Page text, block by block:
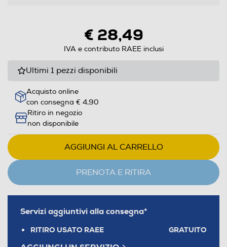
€ 28,49
IVA e contributo RAEE inclusi
Ultimi 1 pezzi disponibili
Acquisto online
con consegna € 4,90
Ritiro in negozio
non disponibile
AGGIUNGI AL CARRELLO
PRENOTA E RITIRA
Servizi aggiuntivi alla consegna*
RITIRO USATO RAEE GRATUITO